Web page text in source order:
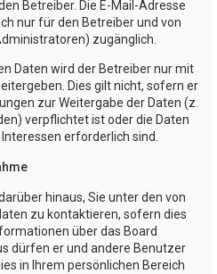
Betreiber. Die E-Mail-Adresse
nur für den Betreiber und von
zugänglich.
Daten wird der Betreiber nur mit
Dies gilt nicht, sofern er
zur Weitergabe der Daten (z.
verpflichtet ist oder die Daten
erforderlich sind.
hinaus, Sie unter den von
zu kontaktieren, sofern dies
über das Board
dürfen er und andere Benutzer
in Ihrem persönlichen Bereich